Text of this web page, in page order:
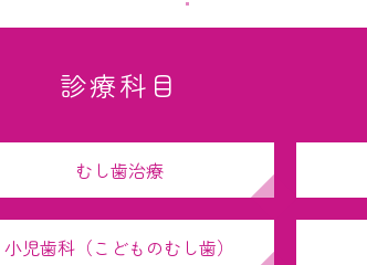
診療科目
むし歯治療
小児歯科（こどものむし歯）